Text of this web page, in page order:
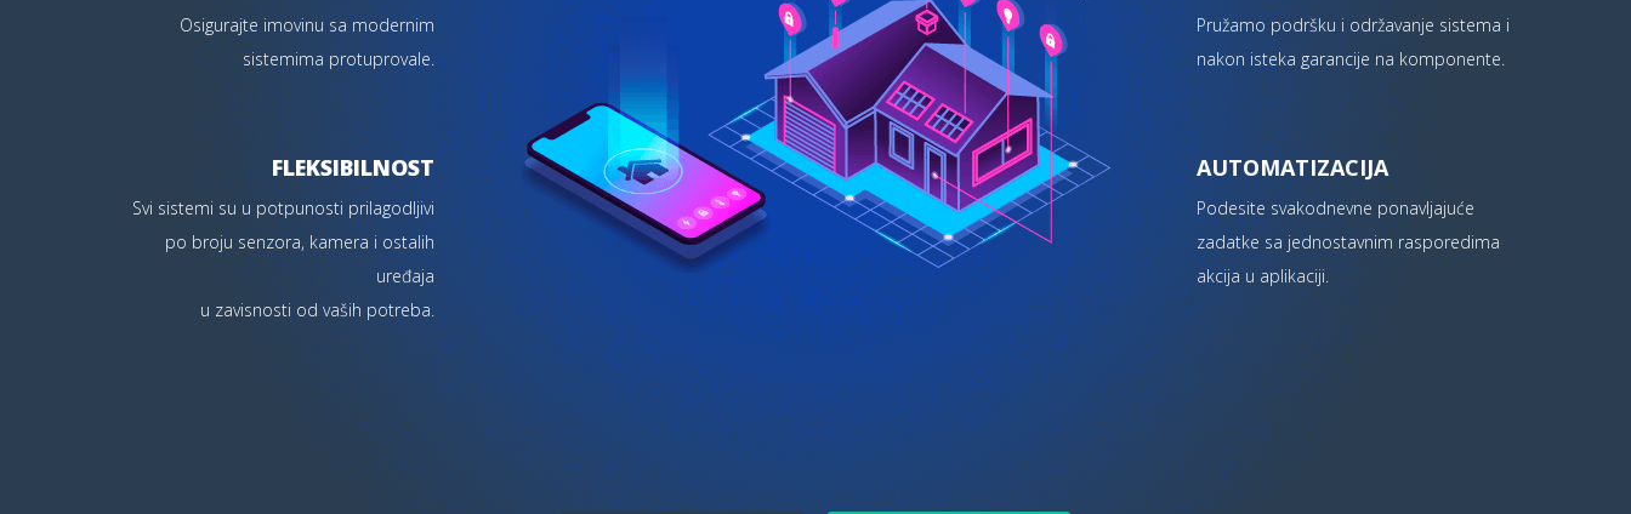
Osigurajte imovinu sa modernim
sistemima protuprovale.
FLEKSIBILNOST
Svi sistemi su u potpunosti prilagodljivi
po broju senzora, kamera i ostalih
uređaja
u zavisnosti od vaših potreba.
Pružamo podršku i održavanje sistema i
nakon isteka garancije na komponente.
AUTOMATIZACIJA
Podesite svakodnevne ponavljajuće
zadatke sa jednostavnim rasporedima
akcija u aplikaciji.